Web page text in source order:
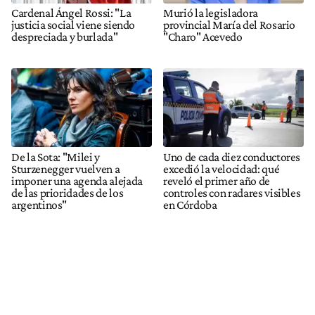
Cardenal Ángel Rossi: "La
justicia social viene siendo
despreciada y burlada"
Murió la legisladora
provincial María del Rosario
"Charo" Acevedo
De la Sota: "Milei y
Sturzenegger vuelven a
imponer una agenda alejada
de las prioridades de los
argentinos"
Uno de cada diez conductores
excedió la velocidad: qué
reveló el primer año de
controles con radares visibles
en Córdoba